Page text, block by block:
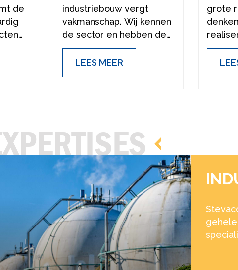
de
industriebouw vergt
vakmanschap. Wij kennen
de sector en hebben de
kennis en ervaring.
LEES MEER
grote
veilige